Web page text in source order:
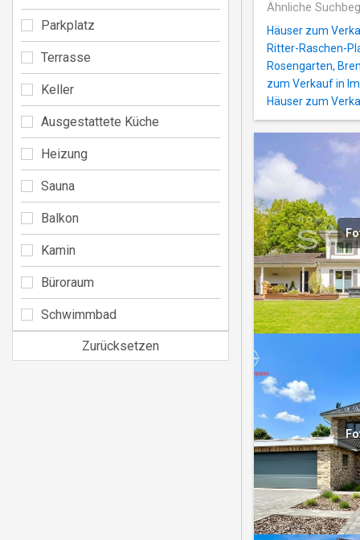
Ähnliche
Häuser zum
Ritter-Raschen-
Rosengarten,
zum Verkauf in
Häuser zum
Parkplatz
Terrasse
Keller
Ausgestattete Küche
Heizung
Sauna
Balkon
Kamin
Büroraum
Schwimmbad
Zurücksetzen